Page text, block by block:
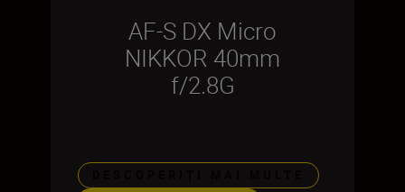
AF-S DX Micro
NIKKOR 40mm
f/2.8G